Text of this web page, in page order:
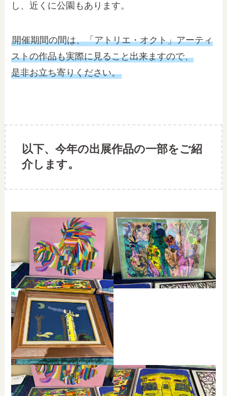
し、近くに公園もあります。
開催期間の間は、「アトリエ・オクト」アーティ
ストの作品も実際に見ること出来ますので、
是非お立ち寄りください。
以下、今年の出展作品の一部をご紹
介します。